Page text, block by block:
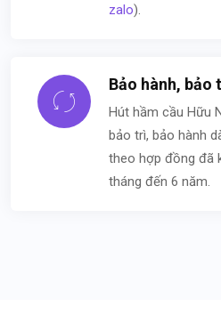
zalo).
Bảo hành, bảo
Hút hầm cầu Hữu
bảo trì, bảo hành
theo hợp đồng đã
tháng đến 6 năm.